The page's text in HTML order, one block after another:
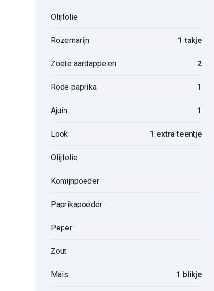
Olijfolie
Rozemarijn 1 takje
Zoete aardappelen 2
Rode paprika 1
Ajuin 1
Look 1 extra teentje
Olijfolie
Komijnpoeder
Paprikapoeder
Peper
Zout
Maïs 1 blikje